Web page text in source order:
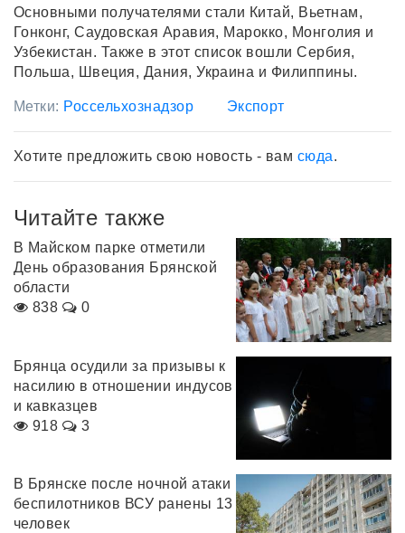
Основными получателями стали Китай, Вьетнам,
Гонконг, Саудовская Аравия, Марокко, Монголия и
Узбекистан. Также в этот список вошли Сербия,
Польша, Швеция, Дания, Украина и Филиппины.
Метки: Россельхознадзор Экспорт
Хотите предложить свою новость - вам сюда.
Читайте также
В Майском парке отметили
День образования Брянской
области
838
0
Брянца осудили за призывы к
насилию в отношении индусов
и кавказцев
918
3
В Брянске после ночной атаки
беспилотников ВСУ ранены 13
человек